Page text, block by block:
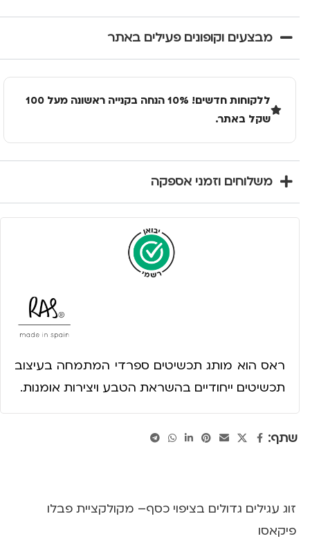
מבצעים וקופונים פעילים באתר
ללקוחות חדשים! 10% הנחה בקנייה ראשונה מעל 100
שקל באתר.
משלוחים וזמני אספקה
ראס הוא מותג תכשיטים ספרדי המתמחה בעיצוב
תכשיטים ייחודיים בהשראת הטבע ויצירות אומנות.
שתף:
זוג עגילים גדולים בציפוי כסף– מקולקציית פבלו
פיקאסו